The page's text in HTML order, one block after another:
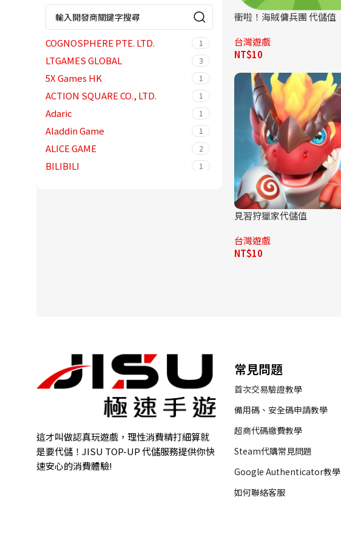
射擊 2
桌遊 1
模擬 4
解謎 2
賽車遊戲 1
COGNOSPHERE PTE. LTD. 1
LTGAMES GLOBAL 3
5X Games HK 1
ACTION SQUARE CO., LTD. 1
Adaric 1
Aladdin Game 1
ALICE GAME 2
BILIBILI 1
EnvoyGames 5
Eskyfun
Entertainment
Network Limited
9
FINGER INTERNATIONAL
TECHNOLOGY LIMITED
1
衝啦！海賊傭兵團 代儲值
台灣遊戲
NT$10
見習狩獵家代儲值
台灣遊戲
NT$10
這才叫做認真玩遊戲，理性消費精打細算就
是要代儲！JISU TOP-UP 代儲服務提供你快
速安心的消費體驗!
常見問題
首次交易驗證教學
備用碼、安全碼申請教學
超商代碼繳費教學
Steam代購常見問題
Google Authenticator教學
如何聯絡客服